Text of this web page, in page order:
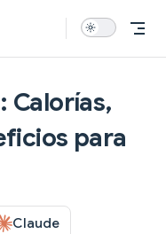
Calorías,
para
Claude